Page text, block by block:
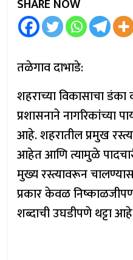
SHARE NOW
तळेगाव दाभाडे:
शहराच्या विकासाचा
प्रशासनाने नागरिकांच्या
आहे. शहरातील प्रमुख
आहेत आणि त्यामुळे
मुख्य रस्त्यावरून
प्रकार केवळ
शब्दाची उघडीपणे थट्टा